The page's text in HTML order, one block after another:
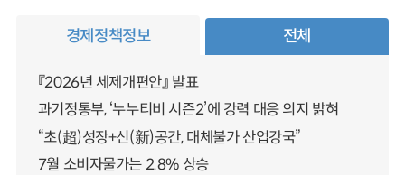
경제정책정보 전체
『2026년 세제개편안』 발표
과기정통부, ‘누누티비 시즌2’에 강력 대응 의지 밝혀
“초(超)성장+신(新)공간, 대체불가 산업강국”
7월 소비자물가는 2.8% 상승